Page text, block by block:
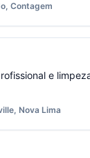
Contagem
e
Nova Lima